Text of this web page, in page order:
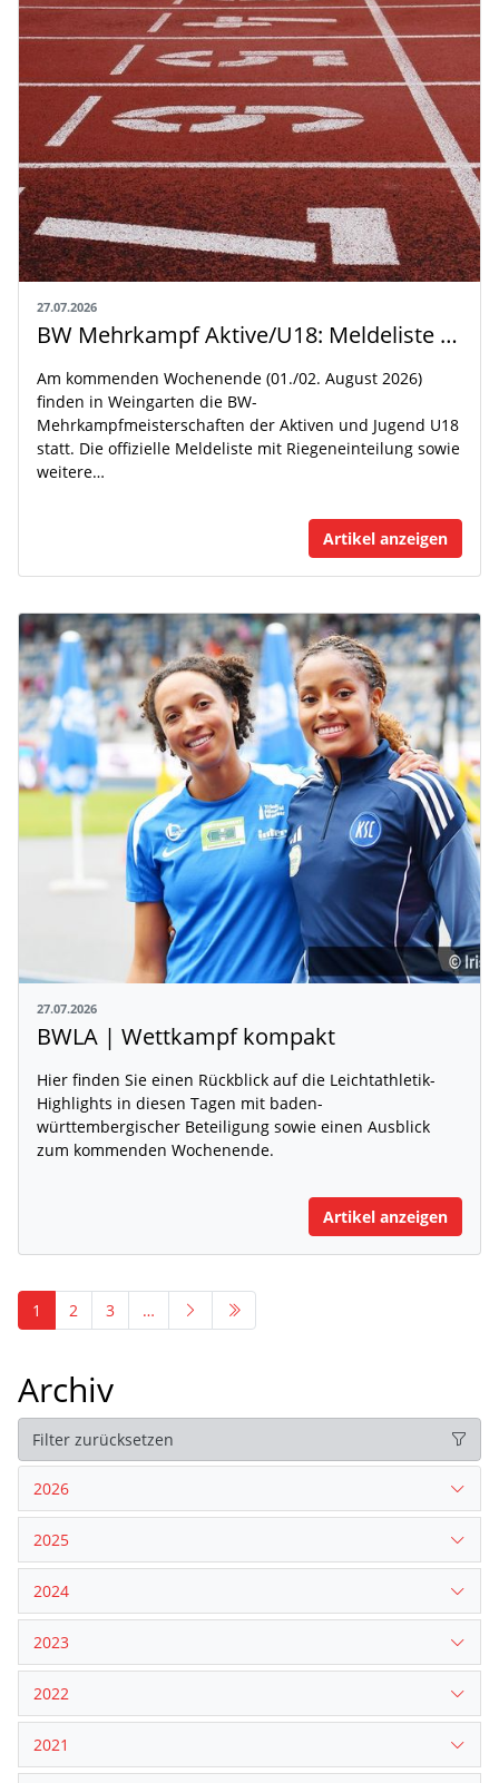
27.07.2026
BW Mehrkampf Aktive/U18: Meldeliste mit Riegeneinteilung und Rahmenzeitplan veröffentlicht
Am kommenden Wochenende (01./02. August 2026)
finden in Weingarten die BW-
Mehrkampfmeisterschaften der Aktiven und Jugend U18
statt. Die offizielle Meldeliste mit Riegeneinteilung sowie
weitere…
Artikel anzeigen
27.07.2026
BWLA | Wettkampf kompakt
Hier finden Sie einen Rückblick auf die Leichtathletik-
Highlights in diesen Tagen mit baden-
württembergischer Beteiligung sowie einen Ausblick
zum kommenden Wochenende.
Artikel anzeigen
1 2 3 …
Archiv
Filter zurücksetzen
2026
2025
2024
2023
2022
2021